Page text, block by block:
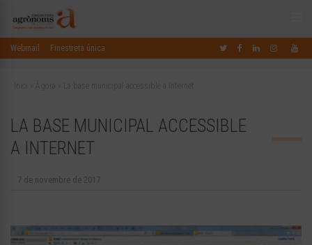
Webmail Finestreta única
Inici Àgora La base municipal accessible a Internet
LA BASE MUNICIPAL ACCESSIBLE
A INTERNET
7 de novembre de 2017